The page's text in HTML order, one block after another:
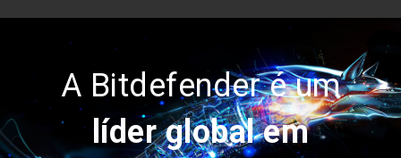
A Bitdefender é um
líder global em